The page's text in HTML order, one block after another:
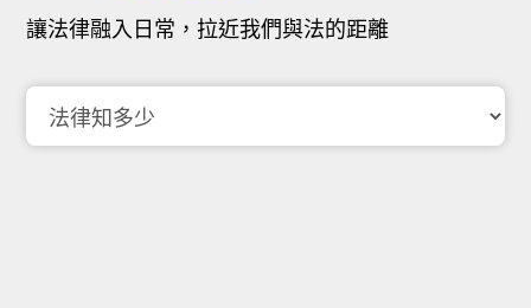
讓法律融入日常，拉近我們與法的距離